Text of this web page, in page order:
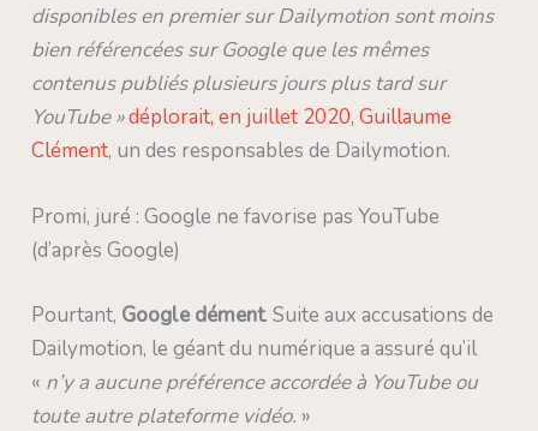
disponibles en premier sur Dailymotion sont moins
bien référencées sur Google que les mêmes
contenus publiés plusieurs jours plus tard sur
YouTube »déplorait, en juillet 2020, Guillaume
Clément, un des responsables de Dailymotion.
Promi, juré : Google ne favorise pas YouTube
(d’après Google)
Pourtant, Google dément. Suite aux accusations de
Dailymotion, le géant du numérique a assuré qu’il
« n’y a aucune préférence accordée à YouTube ou
toute autre plateforme vidéo. »